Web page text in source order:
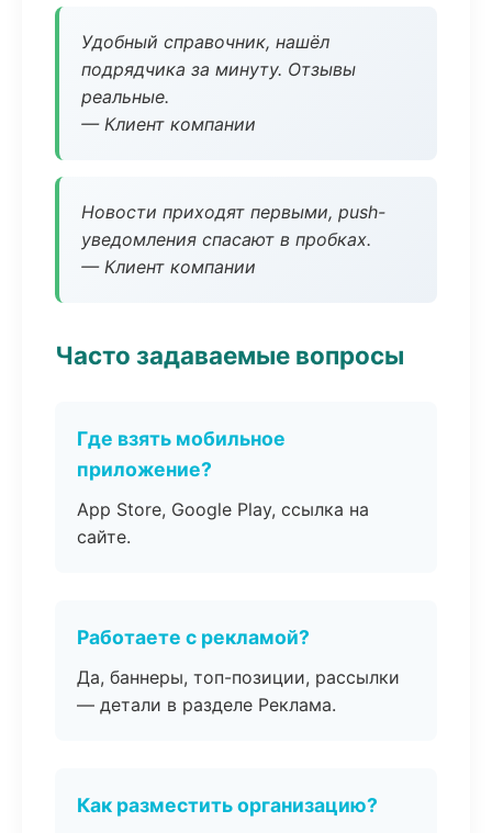
Удобный справочник, нашёл
подрядчика за минуту. Отзывы
реальные.
— Клиент компании
Новости приходят первыми, push-
уведомления спасают в пробках.
— Клиент компании
Часто задаваемые вопросы
Где взять мобильное
приложение?
App Store, Google Play, ссылка на
сайте.
Работаете с рекламой?
Да, баннеры, топ-позиции, рассылки
— детали в разделе Реклама.
Как разместить организацию?